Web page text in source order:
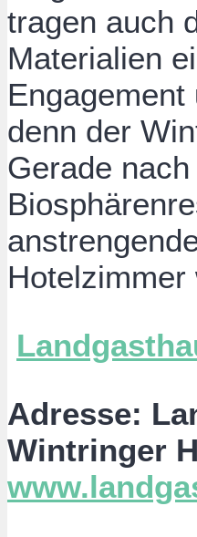
tragen auch
Materialien
denn der
Gerade
Adresse:
Wintringer